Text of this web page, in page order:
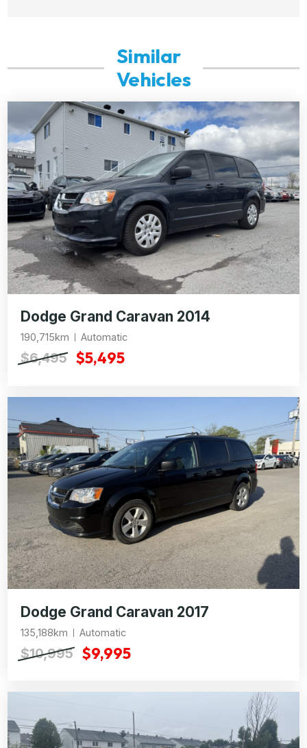
Similar
Vehicles
Dodge Grand Caravan 2014
190,715km Automatic
$6,495 $5,495
Dodge Grand Caravan 2017
135,188km Automatic
$10,995 $9,995